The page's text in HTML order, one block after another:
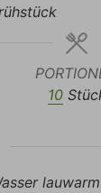
10
lauwarm